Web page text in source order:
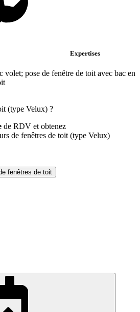
Expertises
volet; pose de fenêtre de toit avec bac en
(type Velux) ?
de RDV et obtenez
de fenêtres de toit (type Velux)
fenêtres de toit